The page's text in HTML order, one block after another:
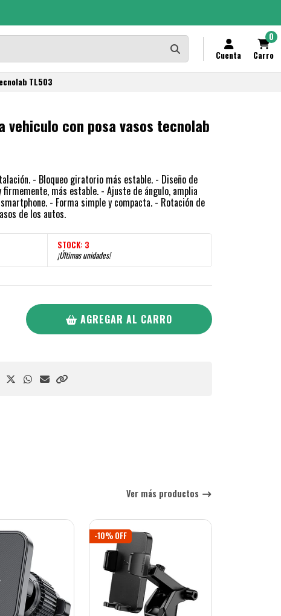
Cuenta
0
Carro
TL503
vehiculo con posa vasos tecnolab
- Bloqueo giratorio más estable. - Diseño de
más estable. - Ajuste de ángulo, amplia
- Forma simple y compacta. - Rotación de
de los autos.
STOCK: 3
¡Últimas unidades!
AGREGAR AL CARRO
Ver más productos
-10% OFF